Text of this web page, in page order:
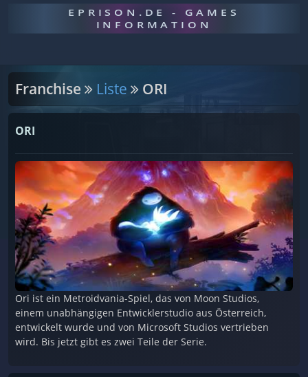
EPRISON.DE - GAMES
INFORMATION
Franchise Liste ORI
ORI
Ori ist ein Metroidvania-Spiel, das von Moon Studios,
einem unabhängigen Entwicklerstudio aus Österreich,
entwickelt wurde und von Microsoft Studios vertrieben
wird. Bis jetzt gibt es zwei Teile der Serie.